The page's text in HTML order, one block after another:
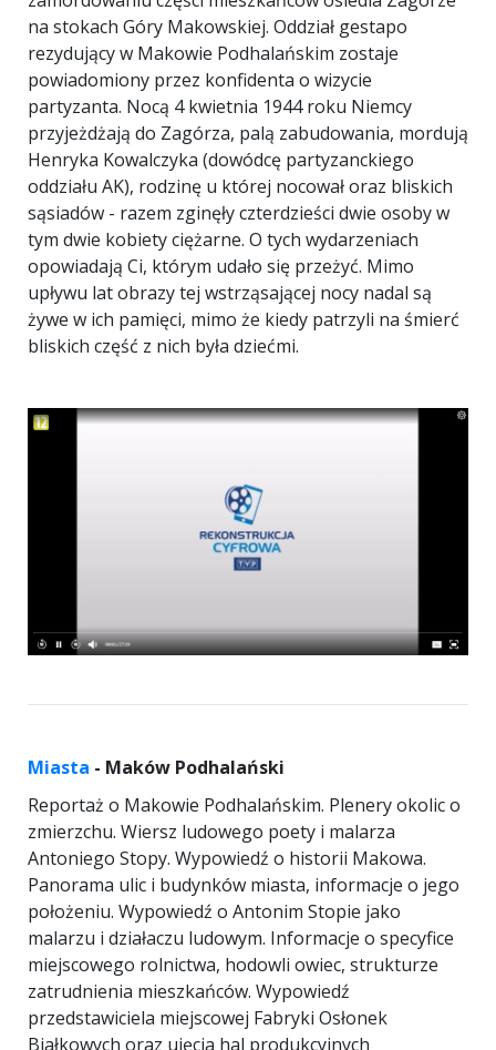
na stokach Góry Makowskiej. Oddział gestapo
rezydujący w Makowie Podhalańskim zostaje
powiadomiony przez konfidenta o wizycie
partyzanta. Nocą 4 kwietnia 1944 roku Niemcy
przyjeżdżają do Zagórza, palą zabudowania, mordują
Henryka Kowalczyka (dowódcę partyzanckiego
oddziału AK), rodzinę u której nocował oraz bliskich
sąsiadów - razem zginęły czterdzieści dwie osoby w
tym dwie kobiety ciężarne. O tych wydarzeniach
opowiadają Ci, którym udało się przeżyć. Mimo
upływu lat obrazy tej wstrząsającej nocy nadal są
żywe w ich pamięci, mimo że kiedy patrzyli na śmierć
bliskich część z nich była dziećmi.
Miasta - Maków Podhalański
Reportaż o Makowie Podhalańskim. Plenery okolic o
zmierzchu. Wiersz ludowego poety i malarza
Antoniego Stopy. Wypowiedź o historii Makowa.
Panorama ulic i budynków miasta, informacje o jego
położeniu. Wypowiedź o Antonim Stopie jako
malarzu i działaczu ludowym. Informacje o specyfice
miejscowego rolnictwa, hodowli owiec, strukturze
zatrudnienia mieszkańców. Wypowiedź
przedstawiciela miejscowej Fabryki Osłonek
Białkowych oraz ujęcia hal produkcyjnych